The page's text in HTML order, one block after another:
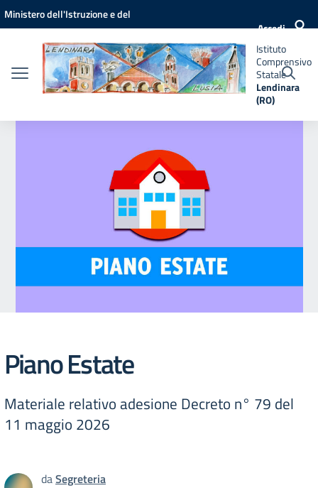
Vai ai contenuti
Vai al menu di navigazione
Vai al footer
Ministero dell'Istruzione e del
Accedi
Istituto
Comprensivo
Lendinara
(RO)
Istituto
Comprensivo
Statale
Lendinara
(RO)
Piano Estate
Materiale relativo adesione Decreto n° 79 del
11 maggio 2026
daSegreteria